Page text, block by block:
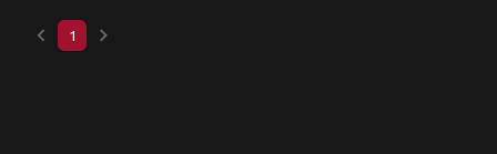
keyboard_arrow_left 1 keyboard_arrow_right